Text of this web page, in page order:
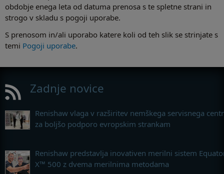
obdobje enega leta od datuma prenosa s te spletne strani in
strogo v skladu s pogoji uporabe.
S prenosom in/ali uporabo katere koli od teh slik se strinjate s
temi Pogoji uporabe.
Zadnje novice
Renishaw vlaga v razširitev nemškega servisnega
za boljšo podporo evropskim strankam
Renishaw predstavlja inovativen merilni sistem
X™ 500 z dvema merilnima metodama